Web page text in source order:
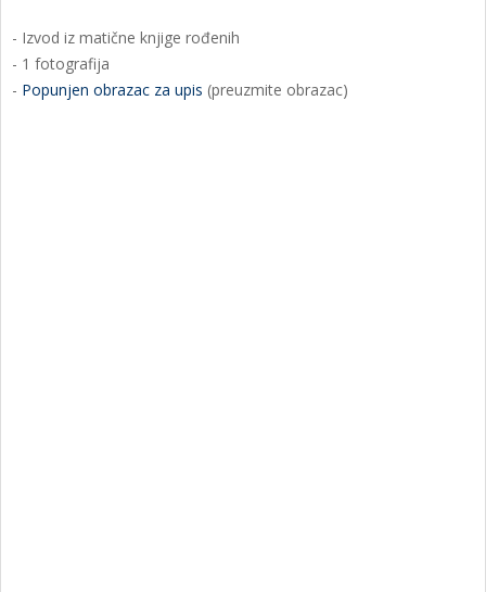
- Izvod iz matične knjige rođenih
- 1 fotografija
- Popunjen obrazac za upis (preuzmite obrazac)